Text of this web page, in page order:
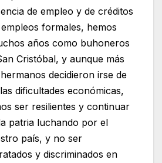
de empleo y de créditos
formales, hemos
años como buhoneros
Cristóbal, y aunque más
decidieron irse de
dificultades económicas,
ser resilientes y continuar
patria luchando por el
país, y no ser
y discriminados en